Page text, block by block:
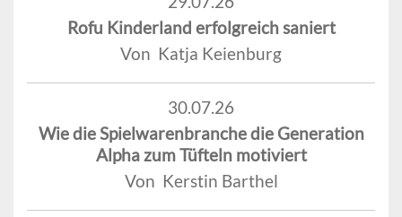
Rofu Kinderland erfolgreich saniert
Von Katja Keienburg
30.07.26
Wie die Spielwarenbranche die Generation
Alpha zum Tüfteln motiviert
Von Kerstin Barthel